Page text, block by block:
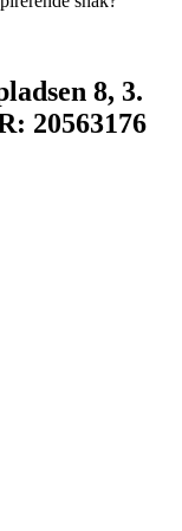
8, 3.
20563176